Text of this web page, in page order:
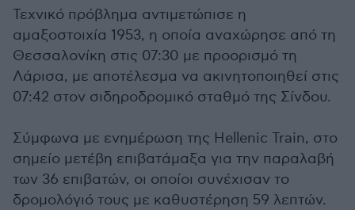
Τεχνικό πρόβλημα αντιμετώπισε η
αμαξοστοιχία 1953, η οποία αναχώρησε από τη
Θεσσαλονίκη στις 07:30 με προορισμό τη
Λάρισα, με αποτέλεσμα να ακινητοποιηθεί στις
07:42 στον σιδηροδρομικό σταθμό της Σίνδου.
Σύμφωνα με ενημέρωση της Hellenic Train, στο
σημείο μετέβη επιβατάμαξα για την παραλαβή
των 36 επιβατών, οι οποίοι συνέχισαν το
δρομολόγιό τους με καθυστέρηση 59 λεπτών.